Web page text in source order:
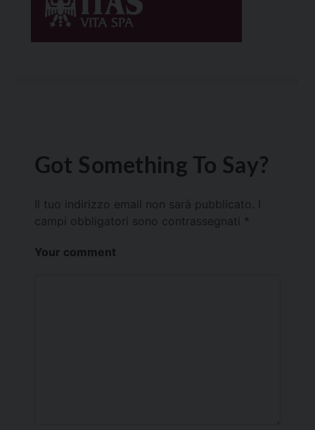
Got Something To Say?
Il tuo indirizzo email non sarà pubblicato.
campi obbligatori sono contrassegnati *
Your comment